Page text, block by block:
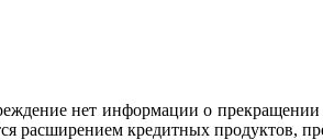
нет информации о
расширением кредитных продуктов,